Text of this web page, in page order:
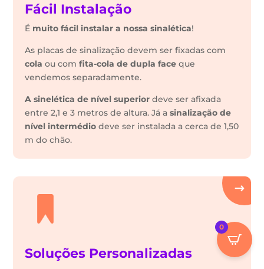
Fácil Instalação
É muito fácil instalar a nossa sinalética!
As placas de sinalização devem ser fixadas com
cola ou comfita-cola de dupla face que
vendemos separadamente.
A sinelética de nível superior deve ser afixada
entre 2,1 e 3 metros de altura. Já asinalização de
nível intermédiodeve ser instalada a cerca de 1,50
m do chão.
Soluções Personalizadas
0